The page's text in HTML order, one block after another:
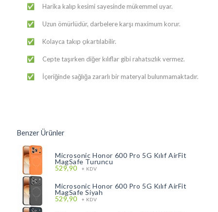
✅ Harika kalıp kesimi sayesinde mükemmel uyar.
✅ Uzun ömürlüdür, darbelere karşı maximum korur.
✅ Kolayca takıp çıkartılabilir.
✅ Cepte taşırken diğer kılıflar gibi rahatsızlık vermez.
✅ İçeriğinde sağlığa zararlı bir materyal bulunmamaktadır.
Benzer Ürünler
Microsonic Honor 600 Pro 5G Kılıf AirFit
MagSafe Turuncu
529,90 + KDV
Microsonic Honor 600 Pro 5G Kılıf AirFit
MagSafe Siyah
529,90 + KDV